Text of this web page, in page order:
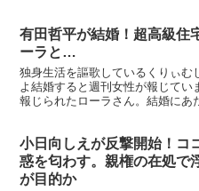
有田哲平が結婚！超高級住
ーラと…
独身生活を謳歌しているくりぃむ
よ結婚すると週刊女性が報じてい
報じられたローラさん。結婚にあ
小日向しえが反撃開始！コ
惑を匂わす。親権の在処で
が目的か